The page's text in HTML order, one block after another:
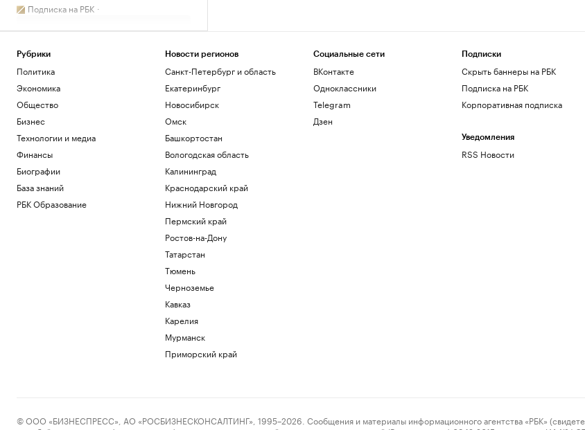
Подписка на РБК
Загрузить еще
Рубрики
Политика
Экономика
Общество
Бизнес
Технологии и медиа
Финансы
Биографии
База знаний
РБК Образование
Новости регионов
Санкт-Петербург и область
Екатеринбург
Новосибирск
Омск
Башкортостан
Вологодская область
Калининград
Краснодарский край
Нижний Новгород
Пермский край
Ростов-на-Дону
Татарстан
Тюмень
Черноземье
Кавказ
Карелия
Мурманск
Приморский край
Социальные сети
ВКонтакте
Одноклассники
Telegram
Дзен
Подписки
Скрыть баннеры на РБК
Подписка на РБК
Корпоративная подписка
Уведомления
RSS Новости
© ООО «БИЗНЕСПРЕСС», АО «РОСБИЗНЕСКОНСАЛТИНГ», 1995–2026. Сообщения и материалы информационного агентства «РБК»